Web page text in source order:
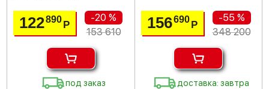
122890Р
-20 %
153 610
под заказ
156690 Р
-55 %
348 200
доставка: завтра